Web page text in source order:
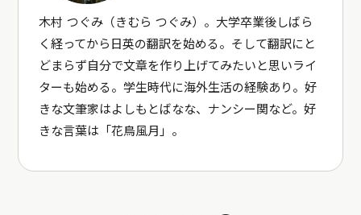
木村 つぐみ（きむら つぐみ）。大学卒業後しばら
く経ってから日英の翻訳を始める。そして翻訳にと
どまらず自分で文章を作り上げてみたいと思いライ
ターも始める。学生時代に海外生活の経験あり。好
きな文筆家はよしもとばなな、ナンシー関など。好
きな言葉は「花鳥風月」。